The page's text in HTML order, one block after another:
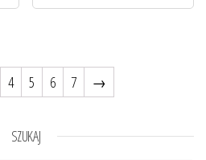
4 5 6 7 →
SZUKAJ